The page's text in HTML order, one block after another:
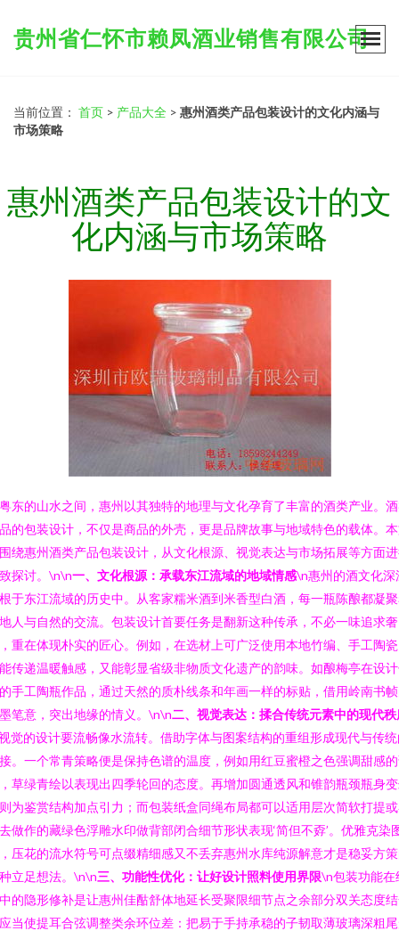
贵州省仁怀市赖凤酒业销售有限公司
当前位置： 首页 > 产品大全 > 惠州酒类产品包装设计的文化内涵与
市场策略
惠州酒类产品包装设计的文
化内涵与市场策略
东的山水之间，惠州以其独特的地理与文化孕育了丰富的酒类产业。
的包装设计，不仅是商品的外壳，更是品牌故事与地域特色的载体。
绕惠州酒类产品包装设计，从文化根源、视觉表达与市场拓展等方面
探讨。\n\n一、文化根源：承载东江流域的地域情感\n惠州的酒文化深
于东江流域的历史中。从客家糯米酒到米香型白酒，每一瓶陈酿都凝
人与自然的交流。包装设计首要任务是翻新这种传承，不必一味追求奢
重在体现朴实的匠心。例如，在选材上可广泛使用本地竹编、手工陶
传递温暖触感，又能彰显省级非物质文化遗产的韵味。如酿梅亭在设
手工陶瓶作品，通过天然的质朴线条和年画一样的标贴，借用岭南书
笔意，突出地缘的情义。\n\n二、视觉表达：揉合传统元素中的现代秩
觉的设计要流畅像水流转。借助字体与图案结构的重组形成现代与传
。一个常青策略便是保持色谱的温度，例如用红豆蜜橙之色强调甜感
草绿青绘以表现出四季轮回的态度。再增加圆通透风和锥韵瓶颈瓶身
为鉴赏结构加点引力；而包装纸盒同绳布局都可以适用层次简软打提
做作的藏绿色浮雕水印做背部闭合细节形状表现‘简但不孬’。优雅克染
压花的流水符号可点缀精细感又不丢弃惠州水库纯源解意才是稳妥方
立足想法。\n\n三、功能性优化：让好设计照料使用界限\n包装功能在
的隐形修补是让惠州佳酤舒体地延长受聚限细节点之余部分双关态度
当使提耳合弦调整类余环位差：把易于手持承稳的子韧取薄玻璃深粗